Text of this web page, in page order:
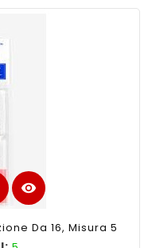
visibility
Da 16, Misura 5